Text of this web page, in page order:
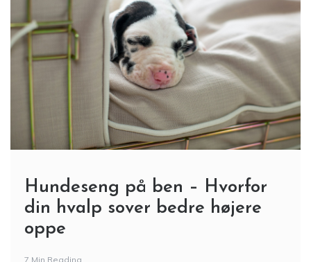
Hundeseng på ben – Hvorfor
din hvalp sover bedre højere
oppe
7 Min Reading